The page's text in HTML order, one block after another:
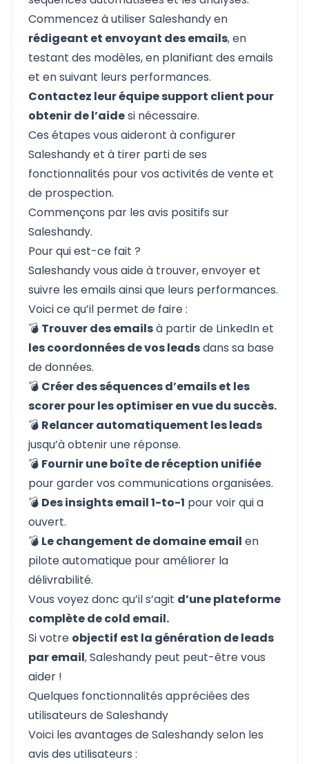
Commencez à utiliser Saleshandy en
rédigeant et envoyant des emails, en
testant des modèles, en planifiant des emails
et en suivant leurs performances.
Contactez leur équipe support client pour
obtenir de l’aidesi nécessaire.
Ces étapes vous aideront à configurer
Saleshandy et à tirer parti de ses
fonctionnalités pour vos activités de vente et
de prospection.
Commençons par les avis positifs sur
Saleshandy.
Pour qui est-ce fait ?
Saleshandy vous aide à trouver, envoyer et
suivre les emails ainsi que leurs performances.
Voici ce qu’il permet de faire :
💣 Trouver des emailsà partir de LinkedIn et
les coordonnées de vos leadsdans sa base
de données.
💣 Créer des séquences d’emails et les
scorer pour les optimiser en vue du succès.
💣 Relancer automatiquement les leads
jusqu’à obtenir une réponse.
💣 Fournir une boîte de réception unifiée
pour garder vos communications organisées.
💣 Des insights email 1-to-1 pour voir qui a
ouvert.
💣 Le changement de domaine email en
pilote automatique pour améliorer la
délivrabilité.
Vous voyez donc qu’il s’agit d’une plateforme
complète de cold email.
Si votre objectif est la génération de leads
par email, Saleshandy peut peut-être vous
aider !
Quelques fonctionnalités appréciées des
utilisateurs de Saleshandy
Voici les avantages de Saleshandy selon les
avis des utilisateurs :